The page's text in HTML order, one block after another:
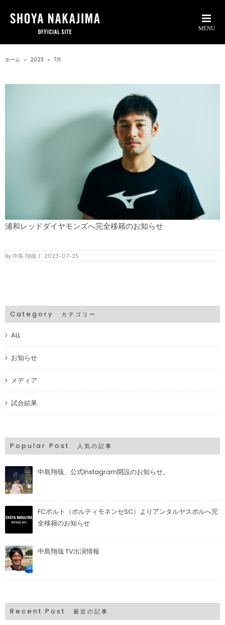
ホーム ＞ 2023 ＞ 7月
浦和レッドダイヤモンズへ完全移籍のお知らせ
By中島 翔哉 | 2023-07-25
Category カテゴリー
ALL
お知らせ
メディア
試合結果
Popular Post 人気の記事
中島翔哉、公式Instagram開設のお知らせ。
FCポルト（ポルティモネンセSC）よりアンタルヤスポルへ完
全移籍のお知らせ
中島翔哉 TV出演情報
Recent Post 最近の記事